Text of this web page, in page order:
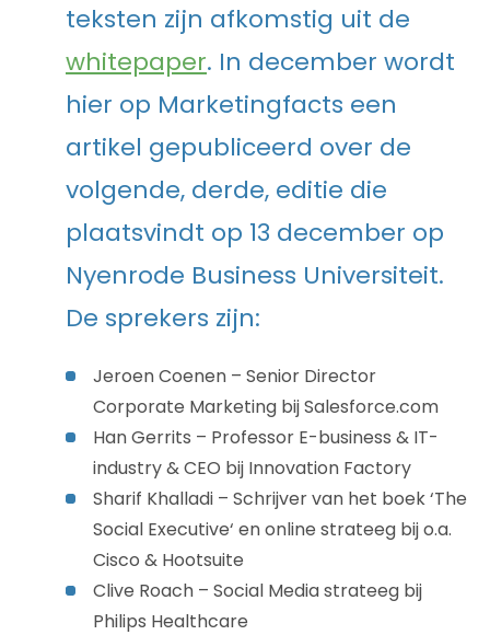
teksten zijn afkomstig uit de
whitepaper. In december wordt
hier op Marketingfacts een
artikel gepubliceerd over de
volgende, derde, editie die
plaatsvindt op 13 december op
Nyenrode Business Universiteit.
De sprekers zijn:
Jeroen Coenen – Senior Director
Corporate Marketing bij Salesforce.com
Han Gerrits – Professor E-business & IT-
industry & CEO bij Innovation Factory
Sharif Khalladi – Schrijver van het boek ‘The
Social Executive‘ en online strateeg bij o.a.
Cisco & Hootsuite
Clive Roach – Social Media strateeg bij
Philips Healthcare